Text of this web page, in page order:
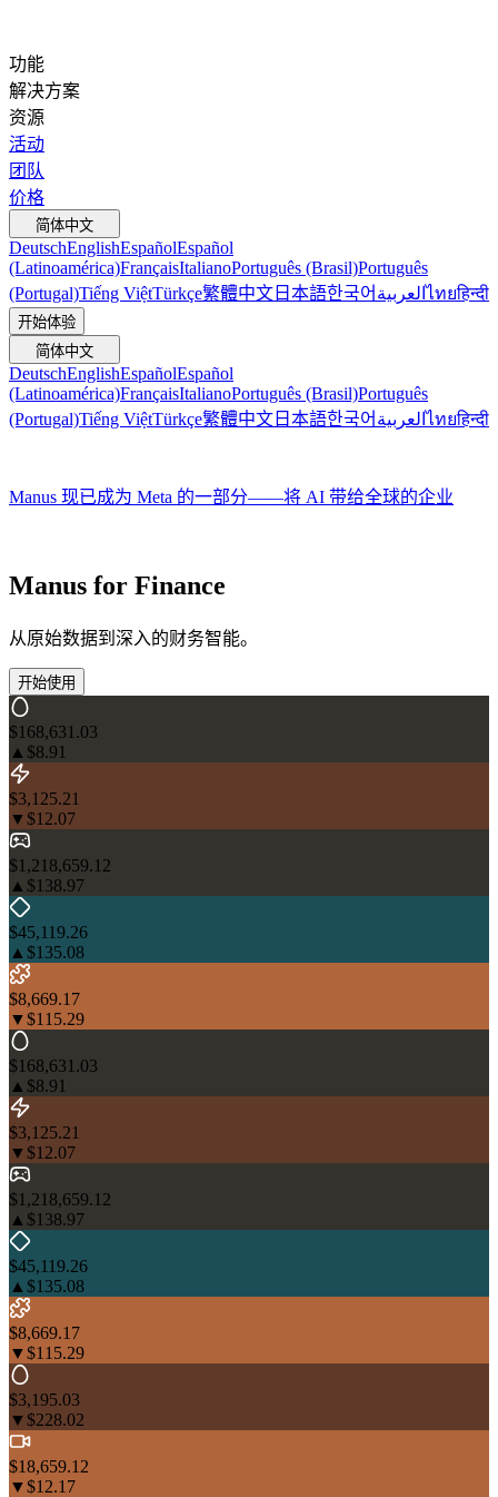
功能
解决方案
资源
活动
团队
价格
简体中文
DeutschEnglishEspañolEspañol
(Latinoamérica)FrançaisItalianoPortuguês (Brasil)Português
(Portugal)Tiếng ViệtTürkçe繁體中文 日本語한국어 العربيةไทยहिन्दी
开始体验
简体中文
DeutschEnglishEspañolEspañol
(Latinoamérica)FrançaisItalianoPortuguês (Brasil)Português
(Portugal)Tiếng ViệtTürkçe繁體中文 日本語한국어 العربيةไทยहिन्दी
Manus 现已成为 Meta 的一部分——将 AI 带给全球的企业
Manus for Finance
从原始数据到深入的财务智能。
开始使用
$168,631.03
▲ $8.91
$3,125.21
▼$12.07
$1,218,659.12
▲ $138.97
$45,119.26
▲ $135.08
$8,669.17
▼$115.29
$168,631.03
▲ $8.91
$3,125.21
▼$12.07
$1,218,659.12
▲ $138.97
$45,119.26
▲ $135.08
$8,669.17
▼$115.29
$3,195.03
▼$228.02
$18,659.12
▼$12.17